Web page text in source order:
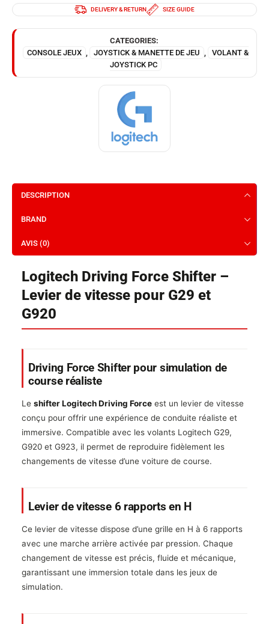
DELIVERY & RETURN SIZE GUIDE
CATEGORIES:
CONSOLE JEUX
JOYSTICK & MANETTE DE JEU
VOLANT &
JOYSTICK PC
DESCRIPTION
BRAND
AVIS (0)
Logitech Driving Force Shifter –
Levier de vitesse pour G29 et
G920
Driving Force Shifter pour simulation de
course réaliste
Le shifter Logitech Driving Force est un levier de vitesse
conçu pour offrir une expérience de conduite réaliste et
immersive. Compatible avec les volants Logitech G29,
G920 et G923, il permet de reproduire fidèlement les
changements de vitesse d’une voiture de course.
Levier de vitesse 6 rapports en H
Ce levier de vitesse dispose d’une grille en H à 6 rapports
avec une marche arrière activée par pression. Chaque
changement de vitesse est précis, fluide et mécanique,
garantissant une immersion totale dans les jeux de
simulation.